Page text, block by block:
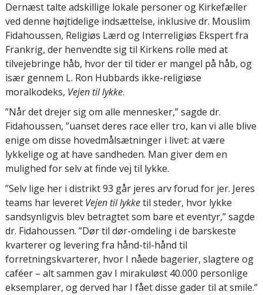
Dernæst talte adskillige lokale personer og Kirkefæller
ved denne højtidelige indsættelse, inklusive dr. Mouslim
Fidahoussen, Religiøs Lærd og Interreligiøs Ekspert fra
Frankrig, der henvendte sig til Kirkens rolle med at
tilvejebringe håb, hvor der til tider er mangel på håb, og
især gennem L. Ron Hubbards ikke-religiøse
moralkodeks, Vejen til lykke.
”Når det drejer sig om alle mennesker,” sagde dr.
Fidahoussen, ”uanset deres race eller tro, kan vi alle blive
enige om disse hovedmålsætninger i livet: at være
lykkelige og at have sandheden. Man giver dem en
mulighed for selv at finde vej til lykke.
”Selv lige her i distrikt 93 går jeres arv forud for jer. Jeres
teams har leveret Vejen til lykketil steder, hvor lykke
sandsynligvis blev betragtet som bare et eventyr,” sagde
dr. Fidahoussen. ”Dør til dør-omdeling i de barskeste
kvarterer og levering fra hånd-til-hånd til
forretningskvarterer, hvor I nåede bagerier, slagtere og
caféer – alt sammen gav I mirakuløst 40.000 personlige
eksemplarer, og derved har I fået disse gader til at smile.”